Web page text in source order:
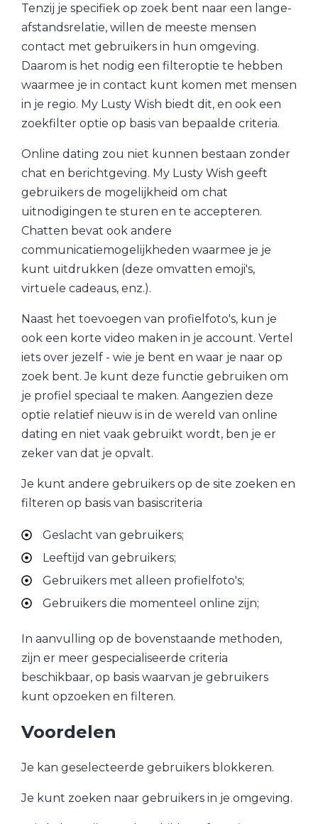
Tenzij je specifiek op zoek bent naar een lange-
afstandsrelatie, willen de meeste mensen
contact met gebruikers in hun omgeving.
Daarom is het nodig een filteroptie te hebben
waarmee je in contact kunt komen met mensen
in je regio. My Lusty Wish biedt dit, en ook een
zoekfilter optie op basis van bepaalde criteria.
Online dating zou niet kunnen bestaan zonder
chat en berichtgeving. My Lusty Wish geeft
gebruikers de mogelijkheid om chat
uitnodigingen te sturen en te accepteren.
Chatten bevat ook andere
communicatiemogelijkheden waarmee je je
kunt uitdrukken (deze omvatten emoji's,
virtuele cadeaus, enz.).
Naast het toevoegen van profielfoto's, kun je
ook een korte video maken in je account. Vertel
iets over jezelf - wie je bent en waar je naar op
zoek bent. Je kunt deze functie gebruiken om
je profiel speciaal te maken. Aangezien deze
optie relatief nieuw is in de wereld van online
dating en niet vaak gebruikt wordt, ben je er
zeker van dat je opvalt.
Je kunt andere gebruikers op de site zoeken en
filteren op basis van basiscriteria
Geslacht van gebruikers;
Leeftijd van gebruikers;
Gebruikers met alleen profielfoto's;
Gebruikers die momenteel online zijn;
In aanvulling op de bovenstaande methoden,
zijn er meer gespecialiseerde criteria
beschikbaar, op basis waarvan je gebruikers
kunt opzoeken en filteren.
Voordelen
Je kan geselecteerde gebruikers blokkeren.
Je kunt zoeken naar gebruikers in je omgeving.